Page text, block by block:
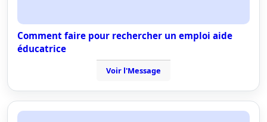
Comment faire pour rechercher un emploi aide
éducatrice
Voir l'Message